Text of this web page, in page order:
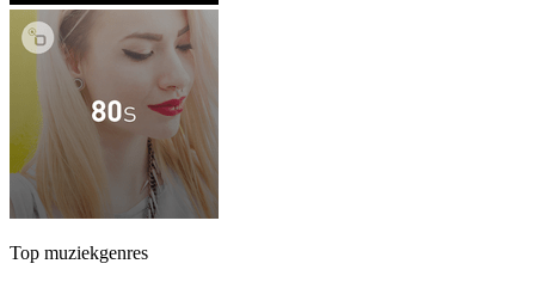
Top muziekgenres